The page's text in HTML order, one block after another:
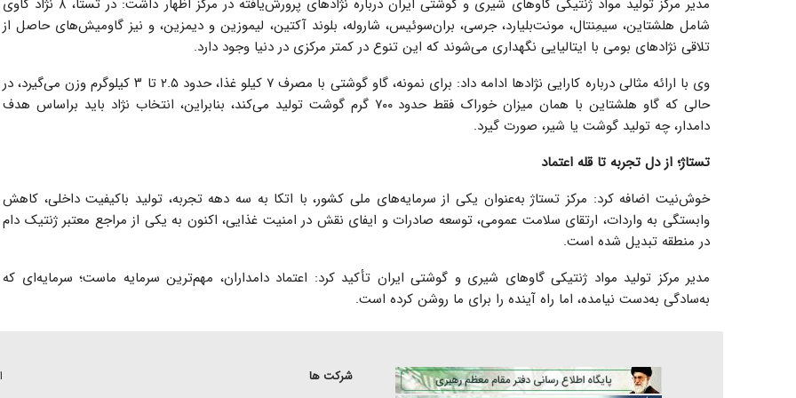
مدیر مرکز تولید مواد ژنتیکی گاوهای شیری و گوشتی ایران درباره نژادهای پرورش‌یافته در مرکز اظهار داشت: در تستا، ۸ نژاد گاوی
شامل هلشتاین، سیمِنتال، مونت‌بلیارد، جرسی، بران‌سوئیس، شاروله، بلوند آکتین، لیموزین و دیمزین، و نیز گاومیش‌های حاصل از
تلاقی نژادهای بومی با ایتالیایی نگهداری می‌شوند که این تنوع در کمتر مرکزی در دنیا وجود دارد.
وی با ارائه مثالی درباره کارایی نژادها ادامه داد: برای نمونه، گاو گوشتی با مصرف ۷ کیلو غذا، حدود ۲.۵ تا ۳ کیلوگرم وزن می‌گیرد، در
حالی که گاو هلشتاین با همان میزان خوراک فقط حدود ۷۰۰ گرم گوشت تولید می‌کند، بنابراین، انتخاب نژاد باید براساس هدف
دامدار، چه تولید گوشت یا شیر، صورت گیرد.
تستاژ؛ از دل تجربه تا قله اعتماد
خوش‌نیت اضافه کرد: مرکز تستاژ به‌عنوان یکی از سرمایه‌های ملی کشور، با اتکا به سه دهه تجربه، تولید باکیفیت داخلی، کاهش
وابستگی به واردات، ارتقای سلامت عمومی، توسعه صادرات و ایفای نقش در امنیت غذایی، اکنون به یکی از مراجع معتبر ژنتیک دام
در منطقه تبدیل شده است.
مدیر مرکز تولید مواد ژنتیکی گاوهای شیری و گوشتی ایران تأکید کرد: اعتماد دامداران، مهم‌ترین سرمایه ماست؛ سرمایه‌ای که
به‌سادگی به‌دست نیامده، اما راه آینده را برای ما روشن کرده است.
شرکت ها